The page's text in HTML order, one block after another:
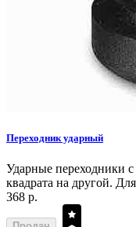
Переходник ударный
Ударные переходники
квадрата на другой.
368 р.